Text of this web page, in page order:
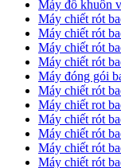
Máy đổ khuôn
Máy chiết rót
Máy chiết rót
Máy chiết rót
Máy chiết rót
Máy đóng gói
Máy chiết rót
Máy chiết rot
Máy chiết rót
Máy chiết rót
Máy chiết rót
Máy chiết rót